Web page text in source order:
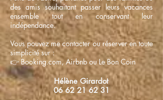
des amis souhaitant passer leurs vacances
ensemble tout en conservant leur
indépendance.
Vous pouvez me contacter ou réserver en toute
simplicité sur :
👉 Booking.com, Airbnb ou Le Bon Coin
Hélène Girardot
06 62 21 62 31